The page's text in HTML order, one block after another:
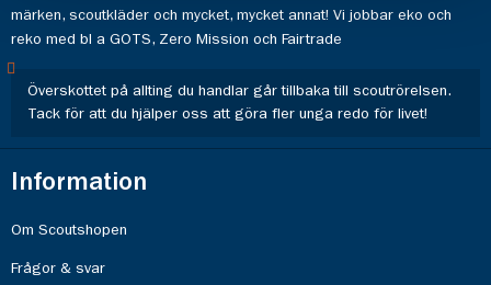
märken, scoutkläder och mycket, mycket annat! Vi jobbar eko och
reko med bl a GOTS, Zero Mission och Fairtrade
Överskottet på allting du handlar går tillbaka till scoutrörelsen.
Tack för att du hjälper oss att göra fler unga redo för livet!
Information
Om Scoutshopen
Frågor & svar